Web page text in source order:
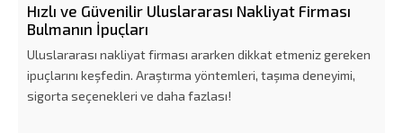
Hızlı ve Güvenilir Uluslararası Nakliyat Firması
Bulmanın İpuçları
Uluslararası nakliyat firması ararken dikkat etmeniz gereken
ipuçlarını keşfedin. Araştırma yöntemleri, taşıma deneyimi,
sigorta seçenekleri ve daha fazlası!